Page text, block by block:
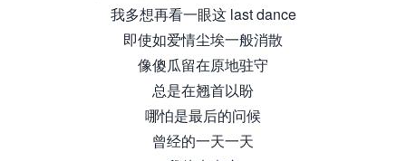
我多想再看一眼这 last dance
即使如爱情尘埃一般消散
像傻瓜留在原地驻守
总是在翘首以盼
哪怕是最后的问候
曾经的一天一天